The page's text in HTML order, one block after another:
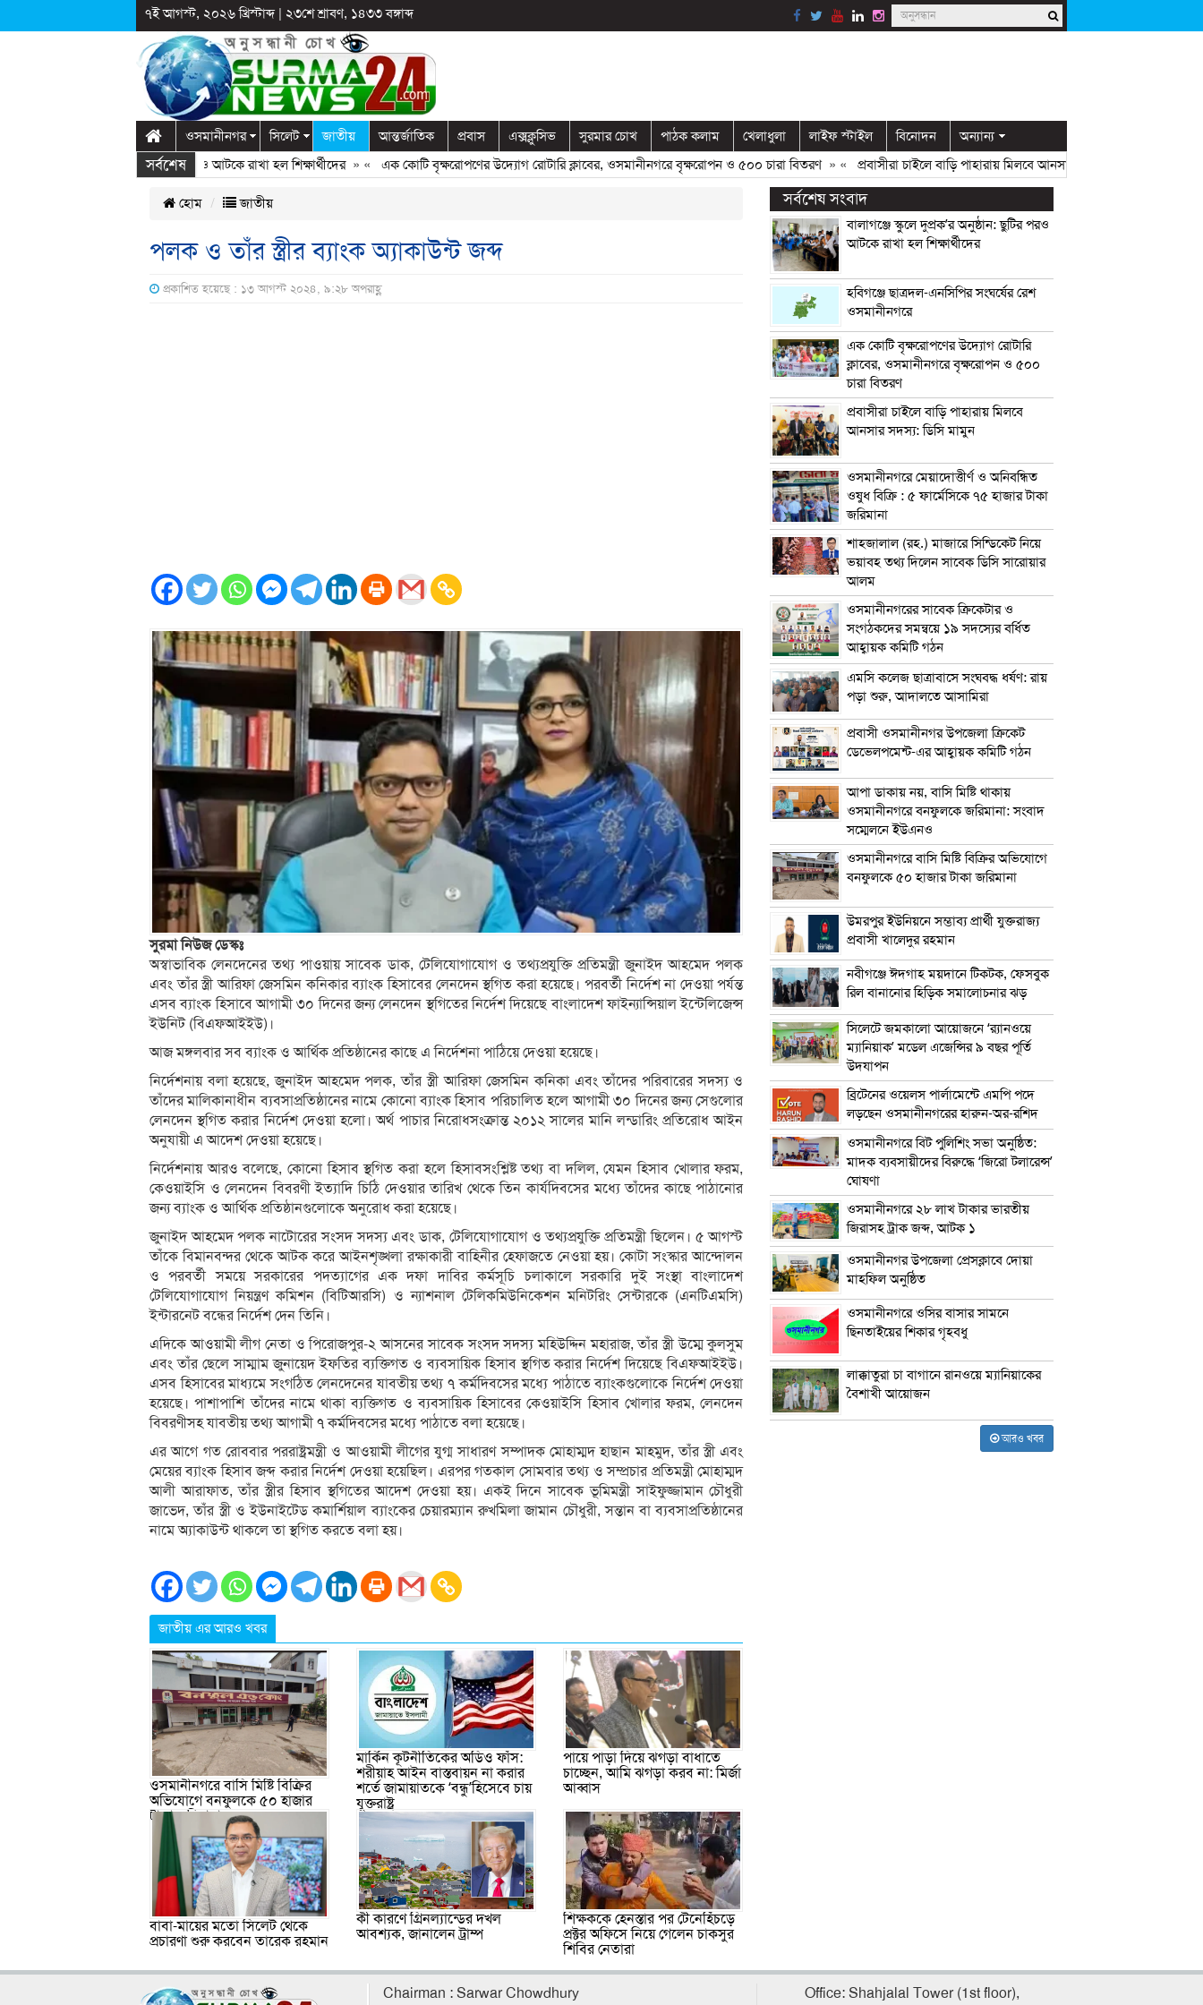
৭ই আগস্ট, ২০২৬ খ্রিস্টাব্দ| ২৩শে শ্রাবণ, ১৪৩৩ বঙ্গাব্দ
ওসমানীনগর সিলেট জাতীয় আন্তর্জাতিক প্রবাস এক্সক্লুসিভ সুরমার চোখ পাঠক কলাম খেলাধুলা লাইফ স্টাইল বিনোদন অন্যান্য
সর্বশেষ
স্কুলে দুপ্রক’র অনুষ্ঠান: ছুটির পরও আটকে রাখা হল শিক্ষার্থীদের» « এক কোটি বৃক্ষরোপণের উদ্যোগ রোটারি ক্লাবের, ওসমানীনগরে বৃক্ষরোপন ও ৫০০ চারা বিতরণ» « প্রবাসীরা চাইলে বাড়ি পাহারায় মিলবে আনসার সদস্য: ডিসি মামুন
হোম জাতীয়
পলক ও তাঁর স্ত্রীর ব্যাংক অ্যাকাউন্ট জব্দ
প্রকাশিত হয়েছে : ১৩ আগস্ট ২০২৪, ৯:২৮ অপরাহ্ণ
সুরমা নিউজ ডেস্কঃ
অস্বাভাবিক লেনদেনের তথ্য পাওয়ায় সাবেক ডাক, টেলিযোগাযোগ ও তথ্যপ্রযুক্তি প্রতিমন্ত্রী জুনাইদ আহমেদ পলক
এবং তাঁর স্ত্রী আরিফা জেসমিন কনিকার ব্যাংক হিসাবের লেনদেন স্থগিত করা হয়েছে। পরবর্তী নির্দেশ না দেওয়া পর্যন্ত
এসব ব্যাংক হিসাবে আগামী ৩০ দিনের জন্য লেনদেন স্থগিতের নির্দেশ দিয়েছে বাংলাদেশ ফাইন্যান্সিয়াল ইন্টেলিজেন্স
ইউনিট (বিএফআইইউ)।
আজ মঙ্গলবার সব ব্যাংক ও আর্থিক প্রতিষ্ঠানের কাছে এ নির্দেশনা পাঠিয়ে দেওয়া হয়েছে।
নির্দেশনায় বলা হয়েছে, জুনাইদ আহমেদ পলক, তাঁর স্ত্রী আরিফা জেসমিন কনিকা এবং তাঁদের পরিবারের সদস্য ও
তাঁদের মালিকানাধীন ব্যবসাপ্রতিষ্ঠানের নামে কোনো ব্যাংক হিসাব পরিচালিত হলে আগামী ৩০ দিনের জন্য সেগুলোর
লেনদেন স্থগিত করার নির্দেশ দেওয়া হলো। অর্থ পাচার নিরোধসংক্রান্ত ২০১২ সালের মানি লন্ডারিং প্রতিরোধ আইন
অনুযায়ী এ আদেশ দেওয়া হয়েছে।
নির্দেশনায় আরও বলেছে, কোনো হিসাব স্থগিত করা হলে হিসাবসংশ্লিষ্ট তথ্য বা দলিল, যেমন হিসাব খোলার ফরম,
কেওয়াইসি ও লেনদেন বিবরণী ইত্যাদি চিঠি দেওয়ার তারিখ থেকে তিন কার্যদিবসের মধ্যে তাঁদের কাছে পাঠানোর
জন্য ব্যাংক ও আর্থিক প্রতিষ্ঠানগুলোকে অনুরোধ করা হয়েছে।
জুনাইদ আহমেদ পলক নাটোরের সংসদ সদস্য এবং ডাক, টেলিযোগাযোগ ও তথ্যপ্রযুক্তি প্রতিমন্ত্রী ছিলেন। ৫ আগস্ট
তাঁকে বিমানবন্দর থেকে আটক করে আইনশৃঙ্খলা রক্ষাকারী বাহিনীর হেফাজতে নেওয়া হয়। কোটা সংস্কার আন্দোলন
ও পরবর্তী সময়ে সরকারের পদত্যাগের এক দফা দাবির কর্মসূচি চলাকালে সরকারি দুই সংস্থা বাংলাদেশ
টেলিযোগাযোগ নিয়ন্ত্রণ কমিশন (বিটিআরসি) ও ন্যাশনাল টেলিকমিউনিকেশন মনিটরিং সেন্টারকে (এনটিএমসি)
ইন্টারনেট বন্ধের নির্দেশ দেন তিনি।
এদিকে আওয়ামী লীগ নেতা ও পিরোজপুর-২ আসনের সাবেক সংসদ সদস্য মহিউদ্দিন মহারাজ, তাঁর স্ত্রী উম্মে কুলসুম
এবং তাঁর ছেলে সাম্মাম জুনায়েদ ইফতির ব্যক্তিগত ও ব্যবসায়িক হিসাব স্থগিত করার নির্দেশ দিয়েছে বিএফআইইউ।
এসব হিসাবের মাধ্যমে সংগঠিত লেনদেনের যাবতীয় তথ্য ৭ কর্মদিবসের মধ্যে পাঠাতে ব্যাংকগুলোকে নির্দেশ দেওয়া
হয়েছে। পাশাপাশি তাঁদের নামে থাকা ব্যক্তিগত ও ব্যবসায়িক হিসাবের কেওয়াইসি হিসাব খোলার ফরম, লেনদেন
বিবরণীসহ যাবতীয় তথ্য আগামী ৭ কর্মদিবসের মধ্যে পাঠাতে বলা হয়েছে।
এর আগে গত রোববার পররাষ্ট্রমন্ত্রী ও আওয়ামী লীগের যুগ্ম সাধারণ সম্পাদক মোহাম্মদ হাছান মাহমুদ, তাঁর স্ত্রী এবং
মেয়ের ব্যাংক হিসাব জব্দ করার নির্দেশ দেওয়া হয়েছিল। এরপর গতকাল সোমবার তথ্য ও সম্প্রচার প্রতিমন্ত্রী মোহাম্মদ
আলী আরাফাত, তাঁর স্ত্রীর হিসাব স্থগিতের আদেশ দেওয়া হয়। একই দিনে সাবেক ভূমিমন্ত্রী সাইফুজ্জামান চৌধুরী
জাভেদ, তাঁর স্ত্রী ও ইউনাইটেড কমার্শিয়াল ব্যাংকের চেয়ারম্যান রুখমিলা জামান চৌধুরী, সন্তান বা ব্যবসাপ্রতিষ্ঠানের
নামে অ্যাকাউন্ট থাকলে তা স্থগিত করতে বলা হয়।
জাতীয় এর আরও খবর
ওসমানীনগরে বাসি মিষ্টি বিক্রির
অভিযোগে বনফুলকে ৫০ হাজার
টাকা জরিমানা
মার্কিন কূটনীতিকের অডিও ফাঁস:
শরীয়াহ আইন বাস্তবায়ন না করার
শর্তে জামায়াতকে ‘বন্ধু’হিসেবে চায়
যুক্তরাষ্ট্র
পায়ে পাড়া দিয়ে ঝগড়া বাধাতে
চাচ্ছেন, আমি ঝগড়া করব না: মির্জা
আব্বাস
বাবা-মায়ের মতো সিলেট থেকে
প্রচারণা শুরু করবেন তারেক রহমান
কী কারণে গ্রিনল্যান্ডের দখল
আবশ্যক, জানালেন ট্রাম্প
শিক্ষককে হেনস্তার পর টেনেহিঁচড়ে
প্রক্টর অফিসে নিয়ে গেলেন চাকসুর
শিবির নেতারা
সর্বশেষ সংবাদ
বালাগঞ্জে স্কুলে দুপ্রক’র অনুষ্ঠান: ছুটির পরও
আটকে রাখা হল শিক্ষার্থীদের
হবিগঞ্জে ছাত্রদল-এনসিপির সংঘর্ষের রেশ
ওসমানীনগরে
এক কোটি বৃক্ষরোপণের উদ্যোগ রোটারি
ক্লাবের, ওসমানীনগরে বৃক্ষরোপন ও ৫০০
চারা বিতরণ
প্রবাসীরা চাইলে বাড়ি পাহারায় মিলবে
আনসার সদস্য: ডিসি মামুন
ওসমানীনগরে মেয়াদোত্তীর্ণ ও অনিবন্ধিত
ওষুধ বিক্রি : ৫ ফার্মেসিকে ৭৫ হাজার টাকা
জরিমানা
শাহজালাল (রহ.) মাজারে সিন্ডিকেট নিয়ে
ভয়াবহ তথ্য দিলেন সাবেক ডিসি সারোয়ার
আলম
ওসমানীনগরের সাবেক ক্রিকেটার ও
সংগঠকদের সমন্বয়ে ১৯ সদস্যের বর্ধিত
আহ্বায়ক কমিটি গঠন
এম‌সি কলেজ ছাত্রাবাসে সংঘবদ্ধ ধর্ষণ: রায়
পড়া শুরু, আদালতে আসামিরা
প্রবাসী ওসমানীনগর উপজেলা ক্রিকেট
ডেভেলপমেন্ট-এর আহ্বায়ক কমিটি গঠন
আপা ডাকায় নয়, বাসি মিষ্টি থাকায়
ওসমানীনগরে বনফুলকে জরিমানা: সংবাদ
সম্মেলনে ইউএনও
ওসমানীনগরে বাসি মিষ্টি বিক্রির অভিযোগে
বনফুলকে ৫০ হাজার টাকা জরিমানা
উমরপুর ইউনিয়নে সম্ভাব্য প্রার্থী যুক্তরাজ্য
প্রবাসী খালেদুর রহমান
নবীগঞ্জে ঈদগাহ ময়দানে টিকটক, ফেসবুক
রিল বানানোর হিড়িক সমালোচনার ঝড়
সিলেটে জমকালো আয়োজনে ‘র‍্যানওয়ে
ম্যানিয়াক’ মডেল এজেন্সির ৯ বছর পূর্তি
উদযাপন
ব্রিটেনের ওয়েলস পার্লামেন্টে এমপি পদে
লড়ছেন ওসমানীনগরের হারুন-অর-রশিদ
ওসমানীনগরে বিট পুলিশিং সভা অনুষ্ঠিত:
মাদক ব্যবসায়ীদের বিরুদ্ধে ‘জিরো টলারেন্স’
ঘোষণা
ওসমানীনগরে ২৮ লাখ টাকার ভারতীয়
জিরাসহ ট্রাক জব্দ, আটক ১
ওসমানীনগর উপজেলা প্রেসক্লাবে দোয়া
মাহফিল অনুষ্ঠিত
ওসমানীনগরে ওসির বাসার সামনে
ছিনতাইয়ের শিকার গৃহবধু
লাক্কাতুরা চা বাগানে রানওয়ে ম্যানিয়াকের
বৈশাখী আয়োজন
আরও খবর
Chairman : Sarwar Chowdhury
Office: Shahjalal Tower (1st floor),